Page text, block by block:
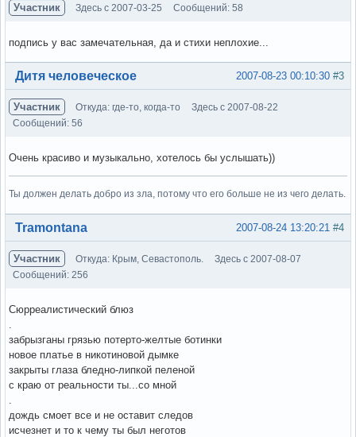
Участник Здесь с 2007-03-25 Сообщений: 58
подпись у вас замечательная, да и стихи неплохие...
Вне форума #3
2007-08-23 00:10:30
Дитя человеческое
Участник Откуда: где-то, когда-то
Здесь с 2007-08-22
Сообщений: 56
Очень красиво и музыкально, хотелось бы услышать))
Ты должен делать добро из зла, потому что его больше не из чего делать.
Вне форума #4
2007-08-24 13:20:21
Tramontana
Участник Откуда: Крым, Севастополь.
Здесь с 2007-08-07
Сообщений: 256
Сюрреалистический блюз
забрызганы грязью потерто-желтые ботинки
новое платье в никотиновой дымке
закрыты глаза бледно-липкой пеленой
с краю от реальности ты...со мной
дождь смоет все и не оставит следов
исчезнет и то к чему ты был неготов